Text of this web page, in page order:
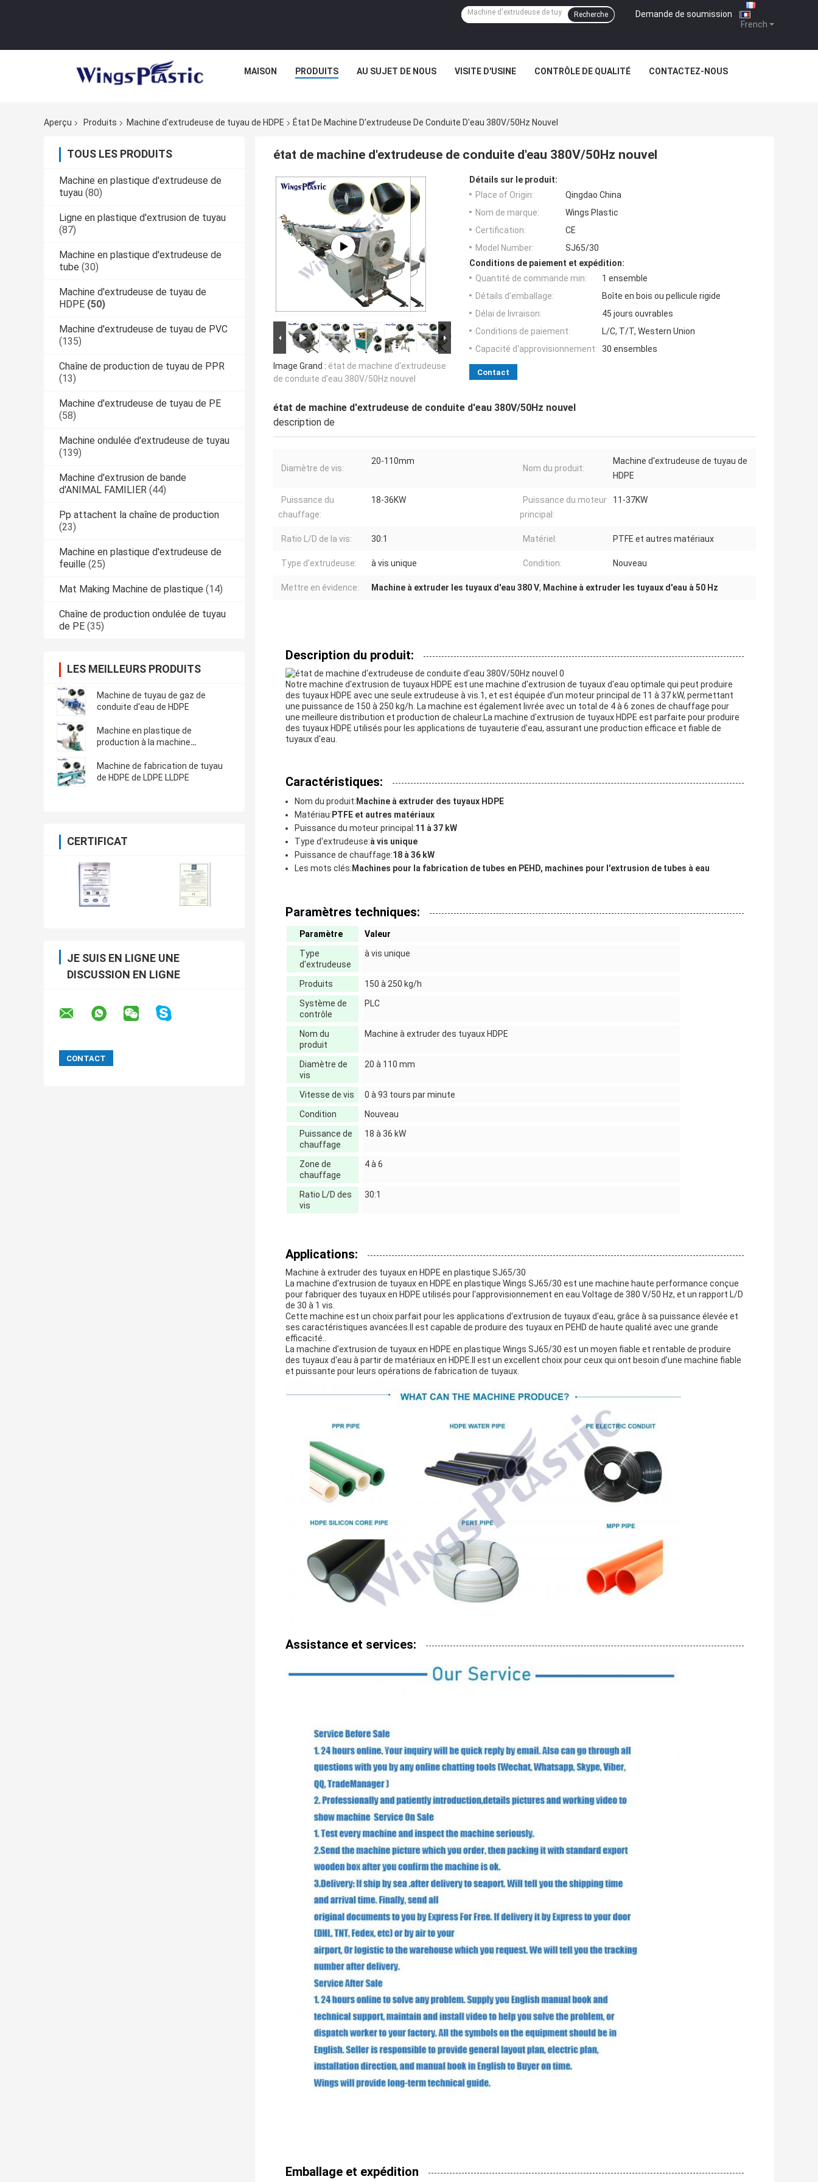
French
Demande de soumission |
Recherche
MAISON PRODUITS AU SUJET DE NOUS VISITE D'USINE CONTRÔLE DE QUALITÉ CONTACTEZ-NOUS
Aperçu Produits Machine d'extrudeuse de tuyau de HDPE État De Machine D'extrudeuse De Conduite D'eau 380V/50Hz Nouvel
TOUS LES PRODUITS
Machine en plastique d'extrudeuse de
tuyau (80)
Ligne en plastique d'extrusion de tuyau
(87)
Machine en plastique d'extrudeuse de
tube (30)
Machine d'extrudeuse de tuyau de
HDPE (50)
Machine d'extrudeuse de tuyau de PVC
(135)
Chaîne de production de tuyau de PPR
(13)
Machine d'extrudeuse de tuyau de PE
(58)
Machine ondulée d'extrudeuse de tuyau
(139)
Machine d'extrusion de bande
d'ANIMAL FAMILIER (44)
Pp attachent la chaîne de production
(23)
Machine en plastique d'extrudeuse de
feuille (25)
Mat Making Machine de plastique (14)
Chaîne de production ondulée de tuyau
de PE (35)
LES MEILLEURS PRODUITS
Machine de tuyau de gaz de
conduite d'eau de HDPE
Machine en plastique de
production à la machine
Machine de fabrication de tuyau
de HDPE de LDPE LLDPE
CERTIFICAT
JE SUIS EN LIGNE UNE
DISCUSSION EN LIGNE
état de machine d'extrudeuse de conduite d'eau 380V/50Hz nouvel
Image Grand : état de machine d'extrudeuse
de conduite d'eau 380V/50Hz nouvel
Détails sur le produit:
Place of Origin:
Qingdao China
Nom de marque:
Wings Plastic
Certification:
CE
Model Number:
SJ65/30
Conditions de paiement et expédition:
Quantité de commande min:
1 ensemble
Détails d'emballage:
Boîte en bois ou pellicule rigide
Délai de livraison:
45 jours ouvrables
Conditions de paiement:
L/C, T/T, Western Union
Capacité d'approvisionnement: 30 ensembles
Contact
état de machine d'extrudeuse de conduite d'eau 380V/50Hz nouvel
description de
Diamètre de vis:
20-110mm
Nom du produit:
Machine d'extrudeuse de tuyau de
HDPE
Puissance du
chauffage:
18-36KW
Puissance du moteur
principal:
11-37KW
Ratio L/D de la vis: 30:1 Matériel: PTFE et autres matériaux
Type d'extrudeuse: à vis unique Condition: Nouveau
Mettre en évidence: Machine à extruder les tuyaux d'eau 380 V, Machine à extruder les tuyaux d'eau à 50 Hz
Description du produit:
Notre machine d'extrusion de tuyaux HDPE est une machine d'extrusion de tuyaux d'eau optimale qui peut produire
des tuyaux HDPE avec une seule extrudeuse à vis.1, et est équipée d'un moteur principal de 11 à 37 kW, permettant
une puissance de 150 à 250 kg/h. La machine est également livrée avec un total de 4 à 6 zones de chauffage pour
une meilleure distribution et production de chaleur.La machine d'extrusion de tuyaux HDPE est parfaite pour produire
des tuyaux HDPE utilisés pour les applications de tuyauterie d'eau, assurant une production efficace et fiable de
tuyaux d'eau.
Caractéristiques:
Nom du produit: Machine à extruder des tuyaux HDPE
Matériau: PTFE et autres matériaux
Puissance du moteur principal:11 à 37 kW
Type d'extrudeuse:à vis unique
Puissance de chauffage:18 à 36 kW
Les mots clés: Machines pour la fabrication de tubes en PEHD, machines pour l'extrusion de tubes à eau
Paramètres techniques:
Paramètre
Valeur
Type
d'extrudeuse
à vis unique
Produits
150 à 250 kg/h
Système de
contrôle
PLC
Nom du
produit
Machine à extruder des tuyaux HDPE
Diamètre de
vis
20 à 110 mm
Vitesse de vis
0 à 93 tours par minute
Condition
Nouveau
Puissance de
chauffage
18 à 36 kW
Zone de
chauffage
4 à 6
Ratio L/D des
vis
30:1
Applications:
Machine à extruder des tuyaux en HDPE en plastique SJ65/30
La machine d'extrusion de tuyaux en HDPE en plastique Wings SJ65/30 est une machine haute performance conçue
pour fabriquer des tuyaux en HDPE utilisés pour l'approvisionnement en eau.Voltage de 380 V/50 Hz, et un rapport L/D
de 30 à 1 vis.
Cette machine est un choix parfait pour les applications d'extrusion de tuyaux d'eau, grâce à sa puissance élevée et
ses caractéristiques avancées.Il est capable de produire des tuyaux en PEHD de haute qualité avec une grande
efficacité..
La machine d'extrusion de tuyaux en HDPE en plastique Wings SJ65/30 est un moyen fiable et rentable de produire
des tuyaux d'eau à partir de matériaux en HDPE.Il est un excellent choix pour ceux qui ont besoin d'une machine fiable
et puissante pour leurs opérations de fabrication de tuyaux.
Assistance et services:
Emballage et expédition